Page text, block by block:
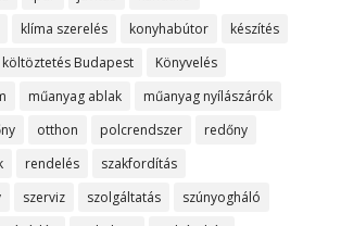
klíma szerelés konyhabútor
készítés
költöztetés Budapest
Könyvelés
műanyag ablak
műanyag nyílászárók
otthon polcrendszer
redőny
rendelés
szakfordítás
szerviz szolgáltatás
szúnyogháló